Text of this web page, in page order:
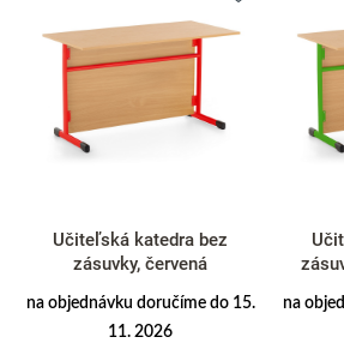
Učiteľská katedra bez
zásuvky, červená
na objednávku doručíme do 15.
11. 2026
na